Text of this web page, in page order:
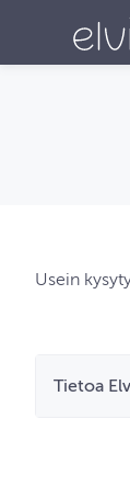
Usein
Tietoa